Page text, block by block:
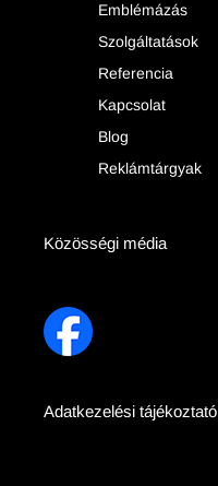
Emblémázás
Szolgáltatások
Referencia
Kapcsolat
Blog
Reklámtárgyak
Közösségi média
Adatkezelési tájékoztató